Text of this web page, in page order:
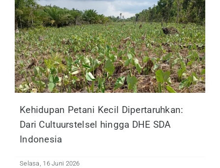
Kehidupan Petani Kecil Dipertaruhkan:
Dari Cultuurstelsel hingga DHE SDA
Indonesia
Selasa, 16 Juni 2026